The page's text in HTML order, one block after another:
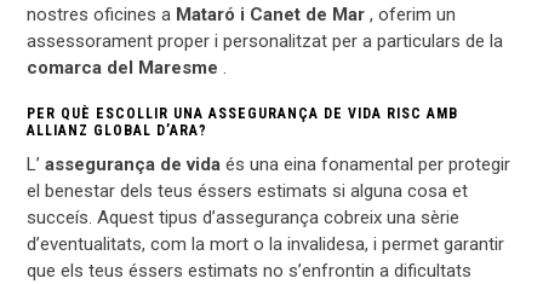
nostres oficines a Mataró i Canet de Mar , oferim un
assessorament proper i personalitzat per a particulars de la
comarca del Maresme .
PER QUÈ ESCOLLIR UNA ASSEGURANÇA DE VIDA RISC AMB
ALLIANZ GLOBAL D’ARA?
L’ assegurança de vida és una eina fonamental per protegir
el benestar dels teus éssers estimats si alguna cosa et
succeís. Aquest tipus d’assegurança cobreix una sèrie
d’eventualitats, com la mort o la invalidesa, i permet garantir
que els teus éssers estimats no s’enfrontin a dificultats